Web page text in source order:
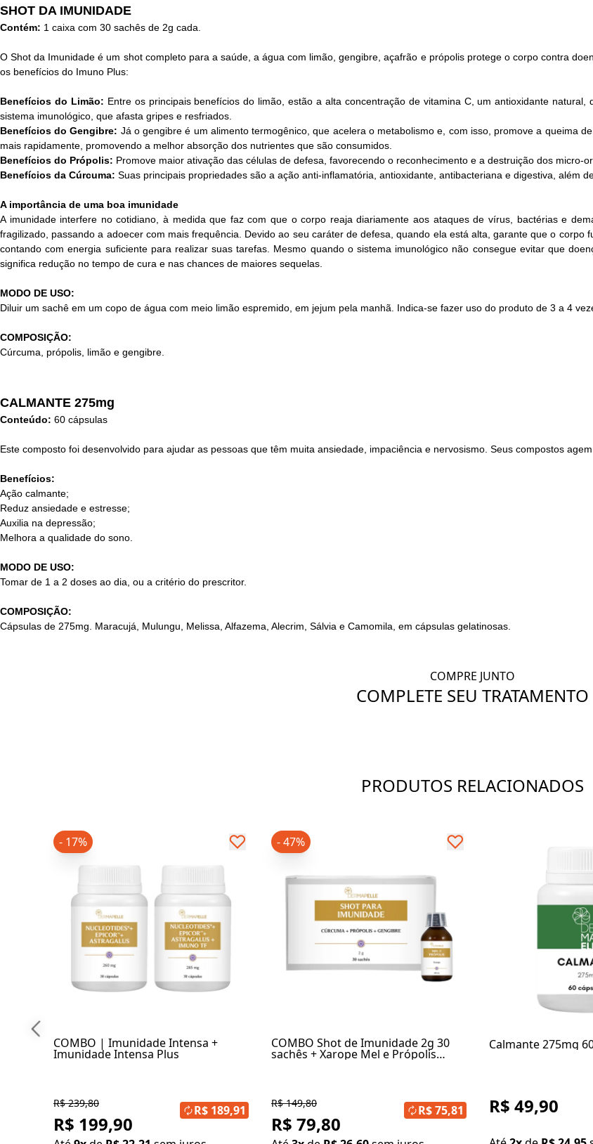
SHOT DA IMUNIDADE
Contém: 1 caixa com 30 sachês de 2g cada.
O Shot da Imunidade é um shot completo para a saúde, a água com limão, gengibre, açafrão e própolis protege o corpo contra
os benefícios do Imuno Plus:
Benefícios do Limão: Entre os principais benefícios do limão, estão a alta concentração de vitamina C, um antioxidante
sistema imunológico, que afasta gripes e resfriados.
Benefícios do Gengibre: Já o gengibre é um alimento termogênico, que acelera o metabolismo e, com isso, promove a queima
mais rapidamente, promovendo a melhor absorção dos nutrientes que são consumidos.
Benefícios do Própolis: Promove maior ativação das células de defesa, favorecendo o reconhecimento e a destruição dos micro-
Benefícios da Cúrcuma: Suas principais propriedades são a ação anti-inflamatória, antioxidante, antibacteriana e digestiva, além
A importância de uma boa imunidade
A imunidade interfere no cotidiano, à medida que faz com que o corpo reaja diariamente aos ataques de vírus, bactérias e
fragilizado, passando a adoecer com mais frequência. Devido ao seu caráter de defesa, quando ela está alta, garante que o corpo
contando com energia suficiente para realizar suas tarefas. Mesmo quando o sistema imunológico não consegue evitar que
significa redução no tempo de cura e nas chances de maiores sequelas.
MODO DE USO:
Diluir um sachê em um copo de água com meio limão espremido, em jejum pela manhã. Indica-se fazer uso do produto de 3 a 4
COMPOSIÇÃO:
Cúrcuma, própolis, limão e gengibre.
CALMANTE 275mg
Conteúdo: 60 cápsulas
Este composto foi desenvolvido para ajudar as pessoas que têm muita ansiedade, impaciência e nervosismo. Seus compostos
Benefícios:
Ação calmante;
Reduz ansiedade e estresse;
Auxilia na depressão;
Melhora a qualidade do sono.
MODO DE USO:
Tomar de 1 a 2 doses ao dia, ou a critério do prescritor.
COMPOSIÇÃO:
Cápsulas de 275mg. Maracujá, Mulungu, Melissa, Alfazema, Alecrim, Sálvia e Camomila, em cápsulas gelatinosas.
COMPRE JUNTO
COMPLETE SEU TRATAMENTO
PRODUTOS RELACIONADOS
COMBO | Imunidade Intensa +
Imunidade Intensa Plus
- 17%
R$ 239,80
R$ 199,90
R$ 189,91
COMBO Shot de Imunidade 2g 30
sachês + Xarope Mel e Própolis
- 47%
R$ 149,80
R$ 79,80
R$ 75,81
Calmante 275mg
R$ 49,90